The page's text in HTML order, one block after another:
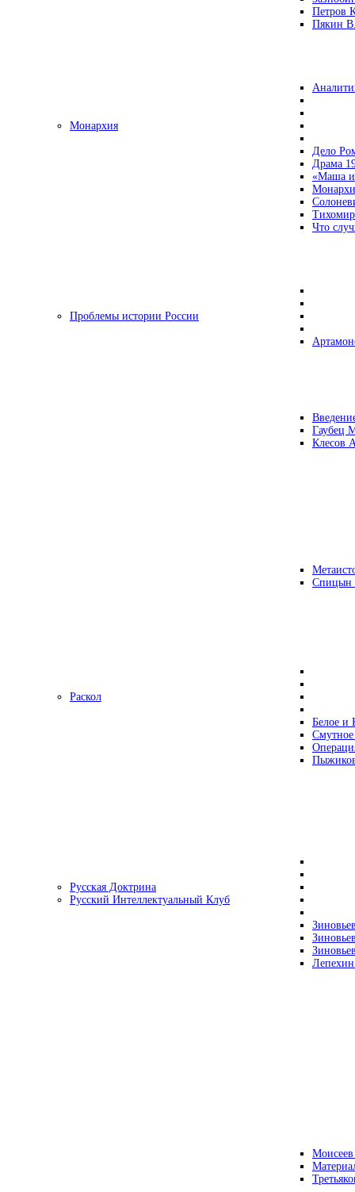
Петров
Пякин
Монархия
Дело
Драма
«Маша и
Что
Проблемы истории России
Гаубец
Клесов
Раскол
Белое и
Русская Доктрина
Русский Интеллектуальный Клуб